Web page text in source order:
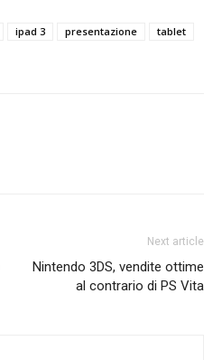
ipad 3 presentazione
tablet
Next article
Nintendo 3DS, vendite ottime
al contrario di PS Vita